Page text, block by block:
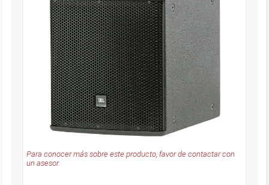
Para conocer más sobre este producto, favor de contactar con
un asesor.